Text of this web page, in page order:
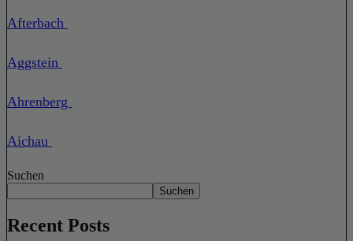
Afterbach
Aggstein
Ahrenberg
Aichau
Suchen
Suchen
Recent Posts